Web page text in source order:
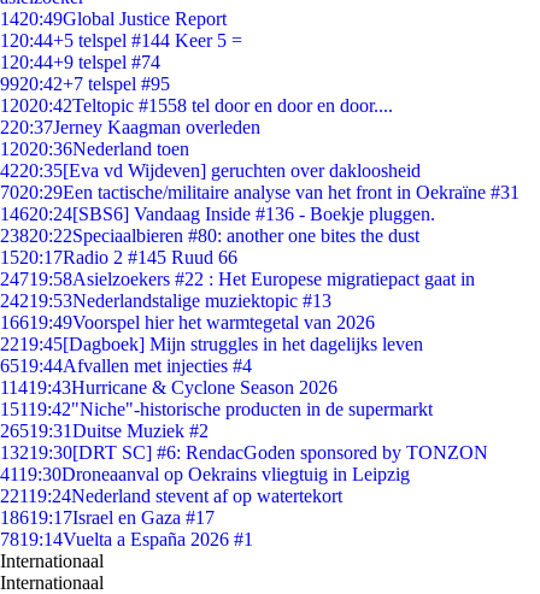
1420:49Global Justice Report
1 20:44+5 telspel #144 Keer 5 =
1 20:44+9 telspel #74
9920:42+7 telspel #95
12020:42Teltopic #1558 tel door en door en door....
220:37Jerney Kaagman overleden
12020:36Nederland toen
4220:35[Eva vd Wijdeven] geruchten over dakloosheid
7020:29Een tactische/militaire analyse van het front in Oekraïne #31
14620:24[SBS6] Vandaag Inside #136 - Boekje pluggen.
23820:22Speciaalbieren #80: another one bites the dust
1520:17Radio 2 #145 Ruud 66
24719:58Asielzoekers #22 : Het Europese migratiepact gaat in
24219:53Nederlandstalige muziektopic #13
16619:49Voorspel hier het warmtegetal van 2026
2219:45[Dagboek] Mijn struggles in het dagelijks leven
6519:44Afvallen met injecties #4
11419:43Hurricane & Cyclone Season 2026
15119:42"Niche"-historische producten in de supermarkt
26519:31Duitse Muziek #2
13219:30[DRT SC] #6: RendacGoden sponsored by TONZON
4119:30Droneaanval op Oekrains vliegtuig in Leipzig
22119:24Nederland stevent af op watertekort
18619:17Israel en Gaza #17
7819:14Vuelta a España 2026 #1
Internationaal
Internationaal